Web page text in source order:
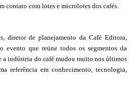
contato com lotes e microlotes dos cafés.
diretor de planejamento da Café Editora,
evento que reúne todos os segmentos da
a indústria do café mudou muito nos últimos
referência em conhecimento, tecnologia,